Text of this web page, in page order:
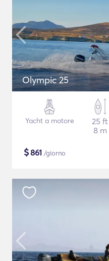
Olympic 25
Yacht a motore
25 ft
8 m
$861 /giorno